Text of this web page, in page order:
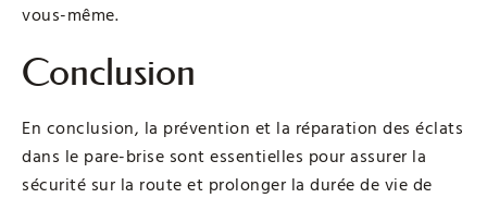
vous-même.
Conclusion
En conclusion, la prévention et la réparation des éclats
dans le pare-brise sont essentielles pour assurer la
sécurité sur la route et prolonger la durée de vie de